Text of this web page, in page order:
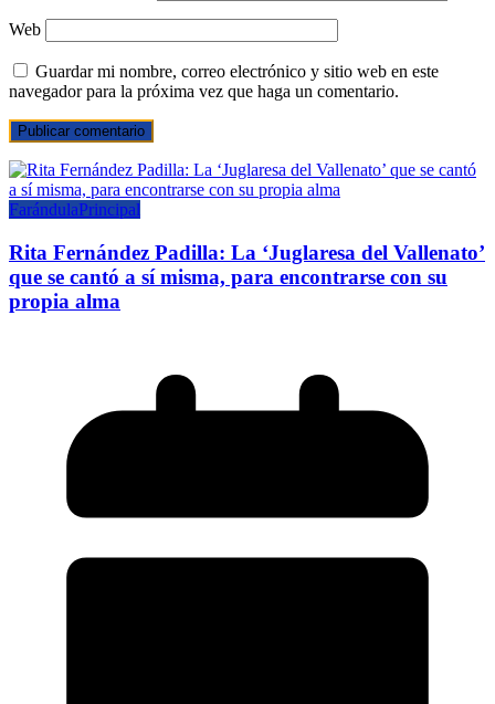
Web
Guardar mi nombre, correo electrónico y sitio web en este
navegador para la próxima vez que haga un comentario.
FarándulaPrincipal
Rita Fernández Padilla: La ‘Juglaresa del Vallenato’
que se cantó a sí misma, para encontrarse con su
propia alma